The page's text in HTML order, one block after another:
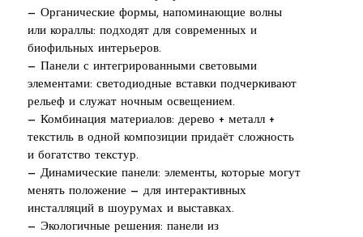
— Органические формы, напоминающие волны
или кораллы: подходят для современных и
биофильных интерьеров.
— Панели с интегрированными световыми
элементами: светодиодные вставки подчеркивают
рельеф и служат ночным освещением.
— Комбинация материалов: дерево + металл +
текстиль в одной композиции придаёт сложность
и богатство текстур.
— Динамические панели: элементы, которые могут
менять положение — для интерактивных
инсталляций в шоурумах и выставках.
— Экологичные решения: панели из